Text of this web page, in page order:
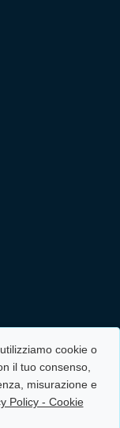
cookie o
il tuo consenso,
misurazione e
Policy - Cookie